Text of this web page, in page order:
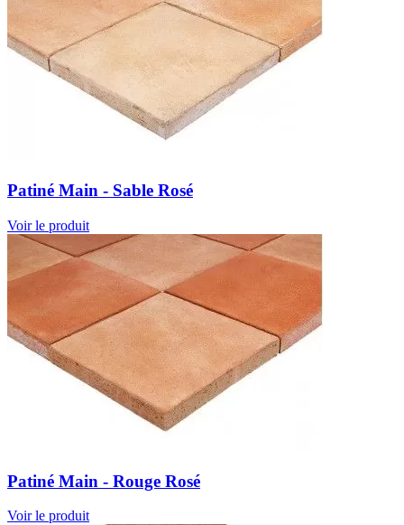
Patiné Main - Sable Rosé
Voir le produit
Patiné Main - Rouge Rosé
Voir le produit